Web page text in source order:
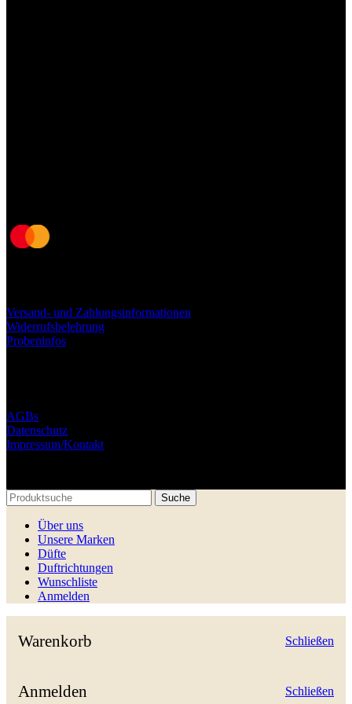
Versand- und Zahlungsinformationen
Widerrufsbelehrung
Probeninfos
AGBs
Datenschutz
Impressum/Kontakt
Suche
Über uns
Unsere Marken
Düfte
Duftrichtungen
Wunschliste
Anmelden
Warenkorb Schließen
Anmelden Schließen